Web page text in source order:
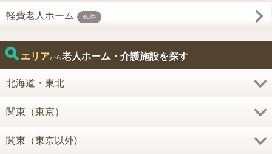
軽費老人ホーム 40件
エリアから老人ホーム・介護施設を探す
北海道・東北
関東（東京）
関東（東京以外)